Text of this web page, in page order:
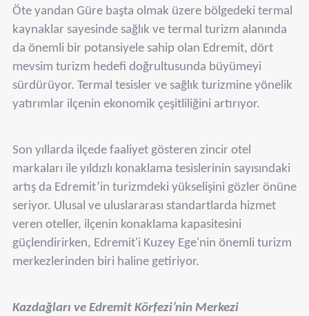
Öte yandan Güre başta olmak üzere bölgedeki termal
kaynaklar sayesinde sağlık ve termal turizm alanında
da önemli bir potansiyele sahip olan Edremit, dört
mevsim turizm hedefi doğrultusunda büyümeyi
sürdürüyor. Termal tesisler ve sağlık turizmine yönelik
yatırımlar ilçenin ekonomik çeşitliliğini artırıyor.
Son yıllarda ilçede faaliyet gösteren zincir otel
markaları ile yıldızlı konaklama tesislerinin sayısındaki
artış da Edremit’in turizmdeki yükselişini gözler önüne
seriyor. Ulusal ve uluslararası standartlarda hizmet
veren oteller, ilçenin konaklama kapasitesini
güçlendirirken, Edremit'i Kuzey Ege'nin önemli turizm
merkezlerinden biri haline getiriyor.
Kazdağları ve Edremit Körfezi’nin Merkezi